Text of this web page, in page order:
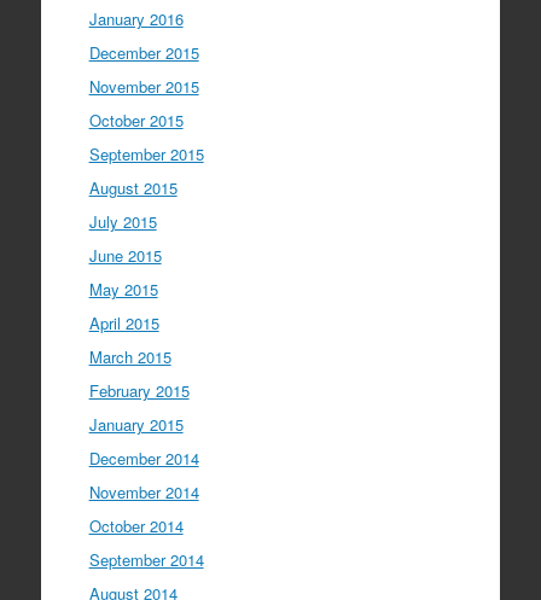
January 2016
December 2015
November 2015
October 2015
September 2015
August 2015
July 2015
June 2015
May 2015
April 2015
March 2015
February 2015
January 2015
December 2014
November 2014
October 2014
September 2014
August 2014